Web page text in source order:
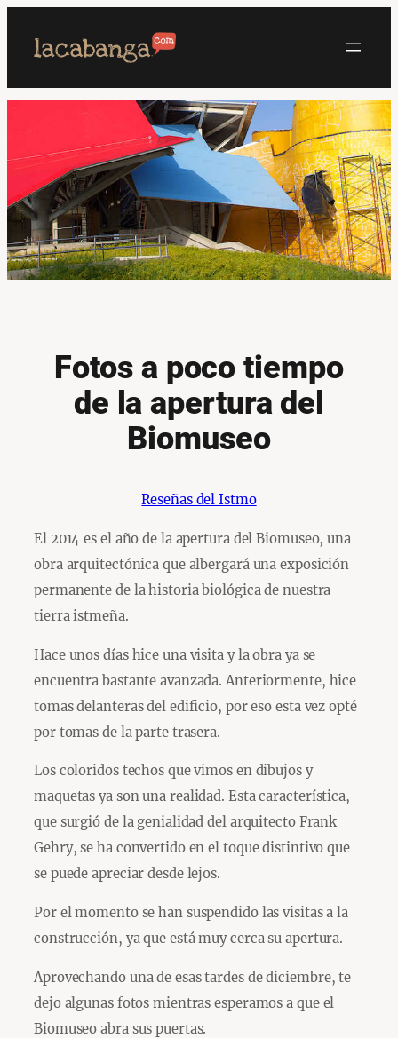
Fotos a poco tiempo
de la apertura del
Biomuseo
Reseñas del Istmo
El 2014 es el año de la apertura del Biomuseo, una
obra arquitectónica que albergará una exposición
permanente de la historia biológica de nuestra
tierra istmeña.
Hace unos días hice una visita y la obra ya se
encuentra bastante avanzada. Anteriormente, hice
tomas delanteras del edificio, por eso esta vez opté
por tomas de la parte trasera.
Los coloridos techos que vimos en dibujos y
maquetas ya son una realidad. Esta característica,
que surgió de la genialidad del arquitecto Frank
Gehry, se ha convertido en el toque distintivo que
se puede apreciar desde lejos.
Por el momento se han suspendido las visitas a la
construcción, ya que está muy cerca su apertura.
Aprovechando una de esas tardes de diciembre, te
dejo algunas fotos mientras esperamos a que el
Biomuseo abra sus puertas.